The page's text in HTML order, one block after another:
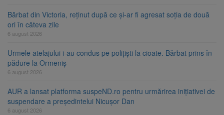
Bărbat din Victoria, reținut după ce și-ar fi agresat soția de două
ori în câteva zile
6 august 2026
Urmele atelajului i-au condus pe polițiști la cioate. Bărbat prins în
pădure la Ormeniș
6 august 2026
AUR a lansat platforma suspeND.ro pentru urmărirea inițiativei de
suspendare a președintelui Nicușor Dan
6 august 2026